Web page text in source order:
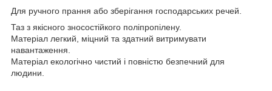
Для ручного прання або зберігання господарських речей.
Таз з якісного зносостійкого поліпропілену.
Матеріал легкий, міцний та здатний витримувати
навантаження.
Матеріал екологічно чистий і повністю безпечний для
людини.